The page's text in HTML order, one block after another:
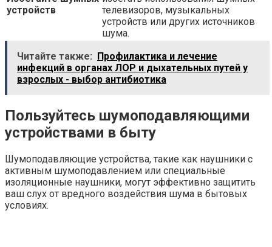
устройств
телевизоров, музыкальных
устройств или других источников
шума.
Читайте также:
Профилактика и лечение
инфекций в органах ЛОР и дыхательных путей у
взрослых - выбор антибиотика
Пользуйтесь шумоподавляющими
устройствами в быту
Шумоподавляющие устройства, такие как наушники с
активным шумоподавлением или специальные
изоляционные наушники, могут эффективно защитить
ваш слух от вредного воздействия шума в бытовых
условиях.